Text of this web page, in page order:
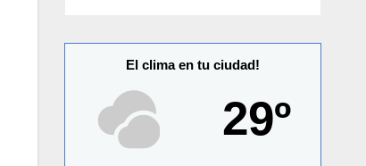
El clima en tu ciudad!
29º